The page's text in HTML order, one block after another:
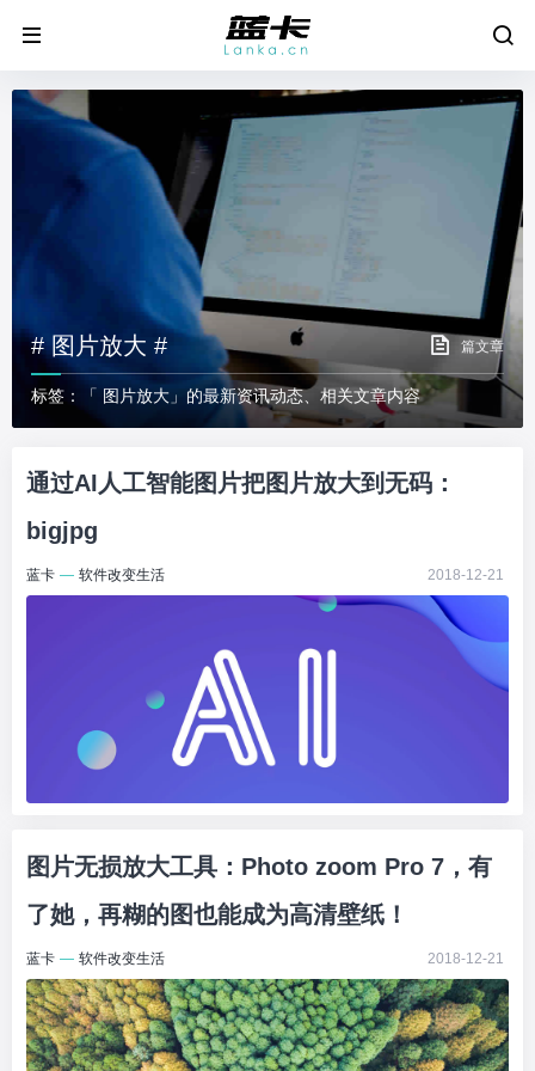
# 图片放大 # 篇文章
标签：「 图片放大」的最新资讯动态、相关文章内容
通过AI人工智能图片把图片放大到无码：
bigjpg
蓝卡 — 软件改变生活 2018-12-21
图片无损放大工具：Photo zoom Pro 7，有
了她，再糊的图也能成为高清壁纸！
蓝卡 — 软件改变生活 2018-12-21